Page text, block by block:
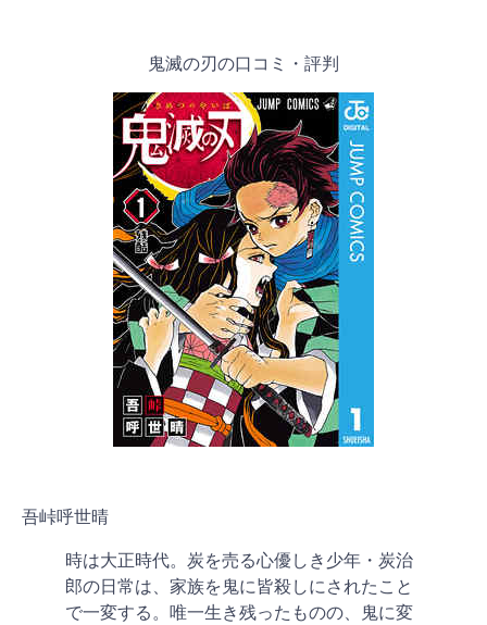
鬼滅の刃の口コミ・評判
吾峠呼世晴
時は大正時代。炭を売る心優しき少年・炭治
郎の日常は、家族を鬼に皆殺しにされたこと
で一変する。唯一生き残ったものの、鬼に変